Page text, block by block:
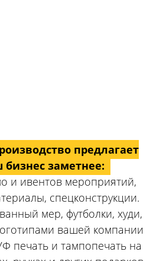
предлагает
бизнес заметнее:
и ивентов мероприятий,
спецконструкции.
мер, футболки, худи,
вашей компании
печать и тампопечать на